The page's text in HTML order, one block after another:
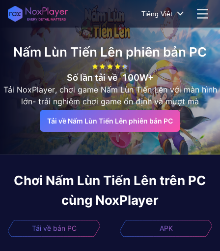
Tiếng Việt
Nấm Lùn Tiến Lênphiên bản PC
Số lần tải về 100W+
Tải NoxPlayer, chơi game Nấm Lùn Tiến Lên với màn hình
lớn- trải nghiệm chơi game ổn định và mượt mà
Tải về Nấm Lùn Tiến Lên phiên bản PC
Chơi Nấm Lùn Tiến Lên trên PC
cùng NoxPlayer
Tải về bản PC APK